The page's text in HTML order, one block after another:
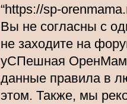
“https://sp-
Вы не согласны с
не заходите на
уСПешная
данные правила в
этом. Также, мы